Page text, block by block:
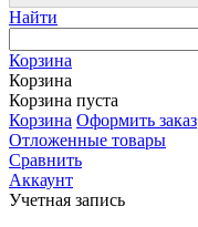
Найти
Корзина
Корзина
Корзина пуста
Корзина Оформить заказ
Отложенные товары
Сравнить
Аккаунт
Учетная запись